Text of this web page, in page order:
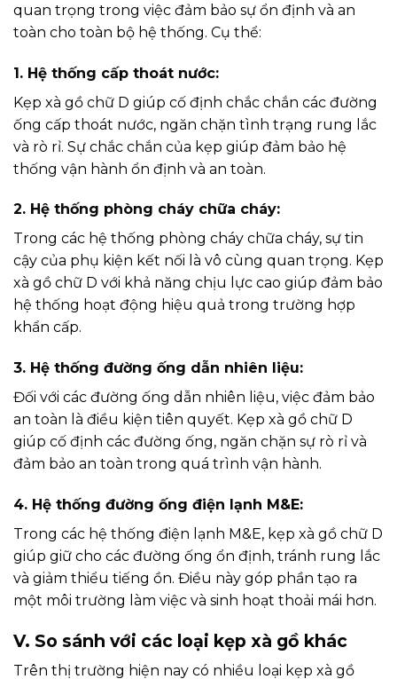
quan trọng trong việc đảm bảo sự ổn định và an
toàn cho toàn bộ hệ thống. Cụ thể:
1. Hệ thống cấp thoát nước:
Kẹp xà gồ chữ D giúp cố định chắc chắn các đường
ống cấp thoát nước, ngăn chặn tình trạng rung lắc
và rò rỉ. Sự chắc chắn của kẹp giúp đảm bảo hệ
thống vận hành ổn định và an toàn.
2. Hệ thống phòng cháy chữa cháy:
Trong các hệ thống phòng cháy chữa cháy, sự tin
cậy của phụ kiện kết nối là vô cùng quan trọng. Kẹp
xà gồ chữ D với khả năng chịu lực cao giúp đảm bảo
hệ thống hoạt động hiệu quả trong trường hợp
khẩn cấp.
3. Hệ thống đường ống dẫn nhiên liệu:
Đối với các đường ống dẫn nhiên liệu, việc đảm bảo
an toàn là điều kiện tiên quyết. Kẹp xà gồ chữ D
giúp cố định các đường ống, ngăn chặn sự rò rỉ và
đảm bảo an toàn trong quá trình vận hành.
4. Hệ thống đường ống điện lạnh M&E:
Trong các hệ thống điện lạnh M&E, kẹp xà gồ chữ D
giúp giữ cho các đường ống ổn định, tránh rung lắc
và giảm thiểu tiếng ồn. Điều này góp phần tạo ra
một môi trường làm việc và sinh hoạt thoải mái hơn.
V. So sánh với các loại kẹp xà gồ khác
Trên thị trường hiện nay có nhiều loại kẹp xà gồ